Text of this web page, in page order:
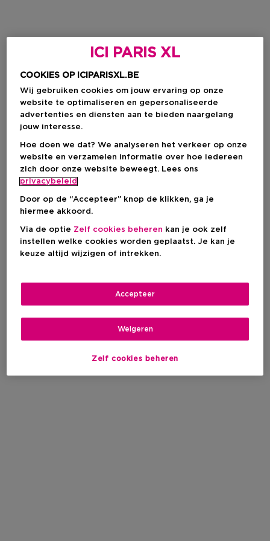
ICI PARIS XL
COOKIES OP ICIPARISXL.BE
Wij gebruiken cookies om jouw ervaring op onze
website te optimaliseren en gepersonaliseerde
advertenties en diensten aan te bieden naargelang
jouw interesse.
Hoe doen we dat? We analyseren het verkeer op onze
website en verzamelen informatie over hoe iedereen
zich door onze website beweegt. Lees ons
privacybeleid
Door op de “Accepteer” knop de klikken, ga je
hiermee akkoord.
Via de optie Zelf cookies beheren kan je ook zelf
instellen welke cookies worden geplaatst. Je kan je
keuze altijd wijzigen of intrekken.
Zelf cookies beheren
Weigeren
Accepteer